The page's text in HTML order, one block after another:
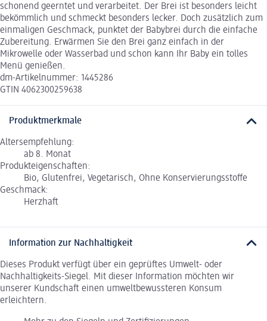
schonend geerntet und verarbeitet. Der Brei ist besonders leicht
bekömmlich und schmeckt besonders lecker. Doch zusätzlich zum
einmaligen Geschmack, punktet der Babybrei durch die einfache
Zubereitung. Erwärmen Sie den Brei ganz einfach in der
Mikrowelle oder Wasserbad und schon kann Ihr Baby ein tolles
Menü genießen.
dm-Artikelnummer: 1445286
GTIN 4062300259638
Produktmerkmale
Altersempfehlung:
ab 8. Monat
Produkteigenschaften:
Bio, Glutenfrei, Vegetarisch, Ohne Konservierungsstoffe
Geschmack:
Herzhaft
Information zur Nachhaltigkeit
Dieses Produkt verfügt über ein geprüftes Umwelt- oder
Nachhaltigkeits-Siegel. Mit dieser Information möchten wir
unserer Kundschaft einen umweltbewussteren Konsum
erleichtern.